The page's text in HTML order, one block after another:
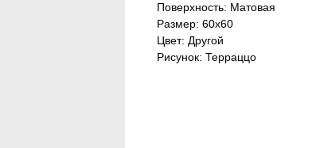
Поверхность: Матовая
Размер: 60х60
Цвет: Другой
Рисунок: Терраццо